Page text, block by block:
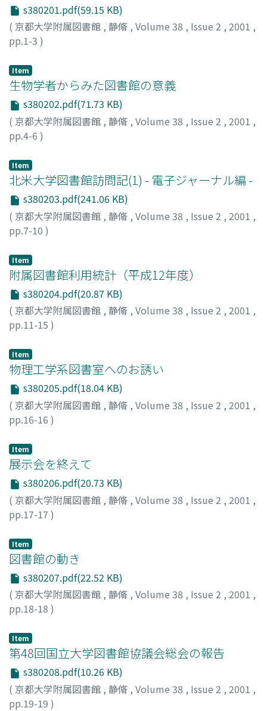
s380201.pdf(59.15 KB)
( 京都大学附属図書館 , 静脩 , Volume 38 , Issue 2 , 2001 ,
pp.1-3 )
Item
生物学者からみた図書館の意義
s380202.pdf(71.73 KB)
( 京都大学附属図書館 , 静脩 , Volume 38 , Issue 2 , 2001 ,
pp.4-6 )
Item
北米大学図書館訪問記(1) - 電子ジャーナル編 -
s380203.pdf(241.06 KB)
( 京都大学附属図書館 , 静脩 , Volume 38 , Issue 2 , 2001 ,
pp.7-10 )
Item
附属図書館利用統計（平成12年度）
s380204.pdf(20.87 KB)
( 京都大学附属図書館 , 静脩 , Volume 38 , Issue 2 , 2001 ,
pp.11-15 )
Item
物理工学系図書室へのお誘い
s380205.pdf(18.04 KB)
( 京都大学附属図書館 , 静脩 , Volume 38 , Issue 2 , 2001 ,
pp.16-16 )
Item
展示会を終えて
s380206.pdf(20.73 KB)
( 京都大学附属図書館 , 静脩 , Volume 38 , Issue 2 , 2001 ,
pp.17-17 )
Item
図書館の動き
s380207.pdf(22.52 KB)
( 京都大学附属図書館 , 静脩 , Volume 38 , Issue 2 , 2001 ,
pp.18-18 )
Item
第48回国立大学図書館協議会総会の報告
s380208.pdf(10.26 KB)
( 京都大学附属図書館 , 静脩 , Volume 38 , Issue 2 , 2001 ,
pp.19-19 )